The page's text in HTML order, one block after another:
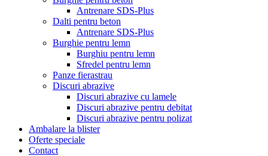
Antrenare SDS-Plus
Dalti pentru beton
Antrenare SDS-Plus
Burghie pentru lemn
Burghiu pentru lemn
Sfredel pentru lemn
Panze fierastrau
Discuri abrazive
Discuri abrazive cu lamele
Discuri abrazive pentru debitat
Discuri abrazive pentru polizat
Ambalare la blister
Oferte speciale
Contact